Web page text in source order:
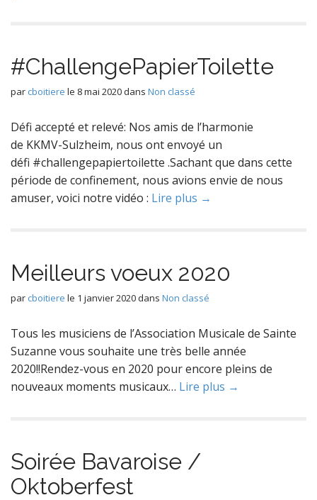
#ChallengePapierToilette
par cboitiere le 8 mai 2020dans Non classé
Défi accepté et relevé: Nos amis de l’harmonie
de KKMV-Sulzheim, nous ont envoyé un
défi #challengepapiertoilette .Sachant que dans cette
période de confinement, nous avions envie de nous
amuser, voici notre vidéo : Lire plus →
Meilleurs voeux 2020
par cboitiere le 1 janvier 2020dans Non classé
Tous les musiciens de l’Association Musicale de Sainte
Suzanne vous souhaite une très belle année
2020!!Rendez-vous en 2020 pour encore pleins de
nouveaux moments musicaux… Lire plus →
Soirée Bavaroise /
Oktoberfest